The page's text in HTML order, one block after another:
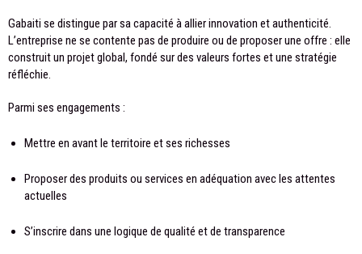
Gabaiti se distingue par sa capacité à allier innovation et authenticité.
L’entreprise ne se contente pas de produire ou de proposer une offre : elle
construit un projet global, fondé sur des valeurs fortes et une stratégie
réfléchie.
Parmi ses engagements :
Mettre en avant le territoire et ses richesses
Proposer des produits ou services en adéquation avec les attentes
actuelles
S’inscrire dans une logique de qualité et de transparence